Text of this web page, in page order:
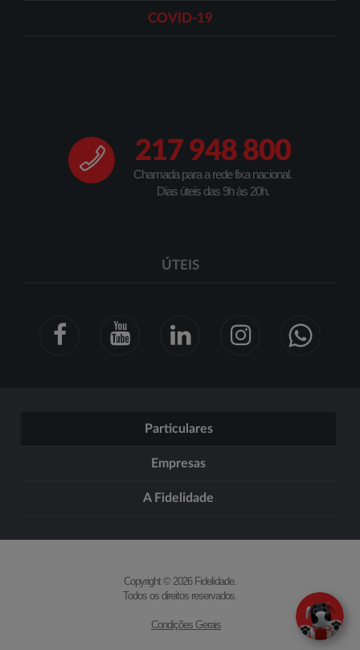
COVID-19
217 948 800
Chamada para a rede fixa nacional.
Dias úteis das 9h às 20h.
ÚTEIS
Particulares
Empresas
A Fidelidade
Copyright © 2026 Fidelidade.
Todos os direitos reservados.
Condições Gerais